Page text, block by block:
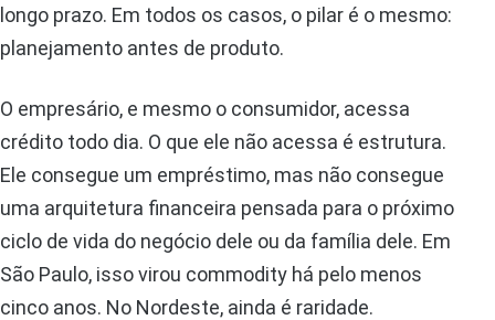
longo prazo. Em todos os casos, o pilar é o mesmo:
planejamento antes de produto.
O empresário, e mesmo o consumidor, acessa
crédito todo dia. O que ele não acessa é estrutura.
Ele consegue um empréstimo, mas não consegue
uma arquitetura financeira pensada para o próximo
ciclo de vida do negócio dele ou da família dele. Em
São Paulo, isso virou commodity há pelo menos
cinco anos. No Nordeste, ainda é raridade.